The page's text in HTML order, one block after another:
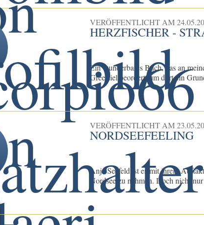
VERÖFFENTLICHT AM
HERZFISCHER -
Ein wunderbares Buch, das an
Greetsiel beordert, um dort ein
VERÖFFENTLICHT AM
NORDSEEFEELING
Anja Seefeld ist es mit ihrem
Nordsee zu nehmen. Doch nicht